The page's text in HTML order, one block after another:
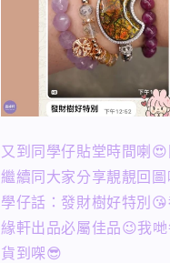
又到同學仔貼堂時間喇
繼續同大家分享靚靚回
學仔話：發財樹好特別
緣軒出品必屬佳品😉我
貨到㗎😎